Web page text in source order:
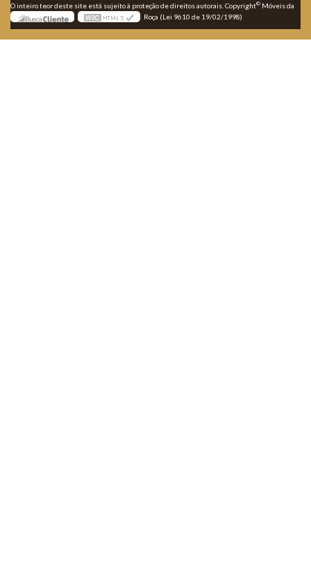
O inteiro teor deste site está sujeito à proteção de direitos autorais. Copyright© Móveis da
Roça (Lei 9610 de 19/02/1998)